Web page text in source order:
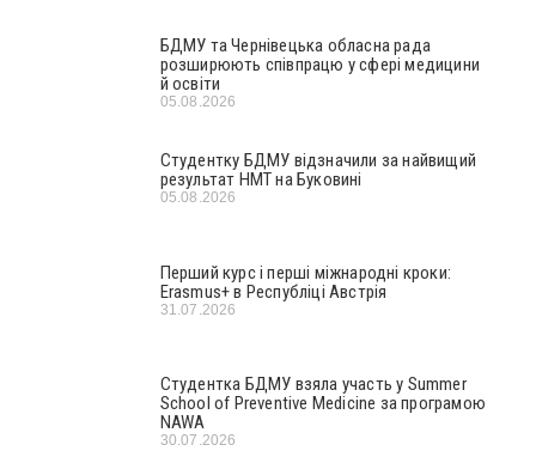
БДМУ та Чернівецька обласна рада
розширюють співпрацю у сфері медицини
й освіти
05.08.2026
Студентку БДМУ відзначили за найвищий
результат НМТ на Буковині
05.08.2026
Перший курс і перші міжнародні кроки:
Erasmus+ в Республіці Австрія
31.07.2026
Студентка БДМУ взяла участь у Summer
School of Preventive Medicine за програмою
NAWA
30.07.2026